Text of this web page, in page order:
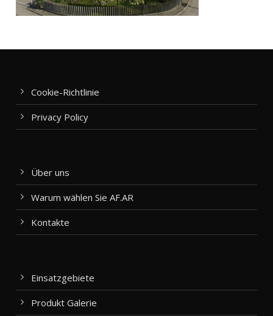
Cookie-Richtlinie
Privacy Policy
Über uns
Warum wählen Sie AF.AR
Kontakte
Einsatzgebiete
Produkt Galerie